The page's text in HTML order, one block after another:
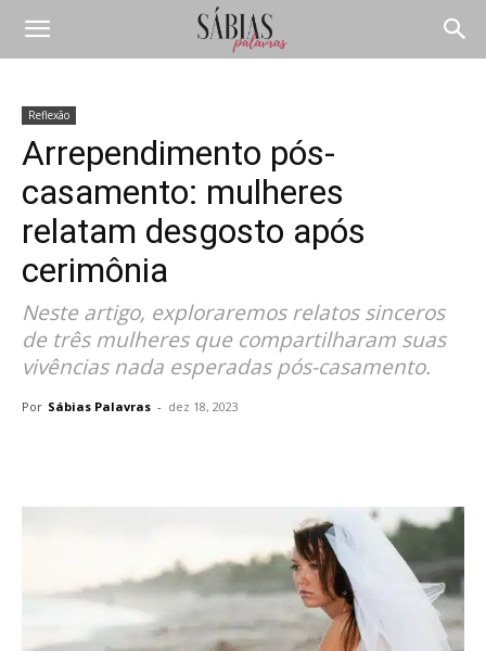
Reflexão
Arrependimento pós-
casamento: mulheres
relatam desgosto após
cerimônia
Neste artigo, exploraremos relatos sinceros
de três mulheres que compartilharam suas
vivências nada esperadas pós-casamento.
Por Sábias Palavras - dez 18, 2023